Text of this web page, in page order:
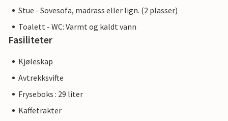
Stue - Sovesofa, madrass eller lign. (2 plasser)
Toalett - WC: Varmt og kaldt vann
Fasiliteter
Kjøleskap
Avtrekksvifte
Fryseboks : 29 liter
Kaffetrakter